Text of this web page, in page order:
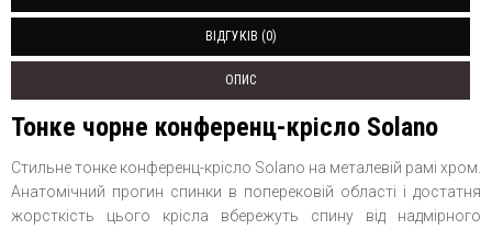
ВІДГУКІВ (0)
ОПИС
Тонке чорне конференц-крісло Solano
Стильне тонке конференц-крісло Solano на металевій рамі хром.
Анатомічний прогин спинки в поперековій області і достатня
жорсткість цього крісла вбережуть спину від надмірного